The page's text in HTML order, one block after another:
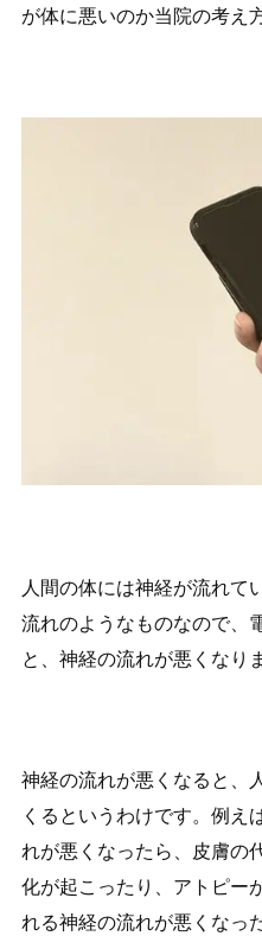
が体に悪いのか当院の考え
人間の体には神経が流れて
流れのようなものなので、
と、神経の流れが悪くなりま
神経の流れが悪くなると、
くるというわけです。例え
れが悪くなったら、皮膚の
化が起こったり、アトピー
れる神経の流れが悪くなっ